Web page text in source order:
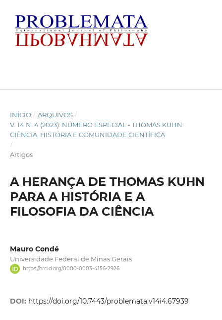
INÍCIO / ARQUIVOS /
V. 14 N. 4 (2023): NÚMERO ESPECIAL - THOMAS KUHN:
CIÊNCIA, HISTÓRIA E COMUNIDADE CIENTÍFICA
/
Artigos
A HERANÇA DE THOMAS KUHN
PARA A HISTÓRIA E A
FILOSOFIA DA CIÊNCIA
Mauro Condé
Universidade Federal de Minas Gerais
https://orcid.org/0000-0003-4156-2926
DOI: https://doi.org/10.7443/problemata.v14i4.67939